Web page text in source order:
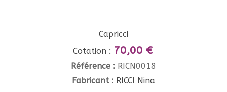
Capricci
Cotation : 70,00 €
Référence : RICN0018
Fabricant : RICCI Nina